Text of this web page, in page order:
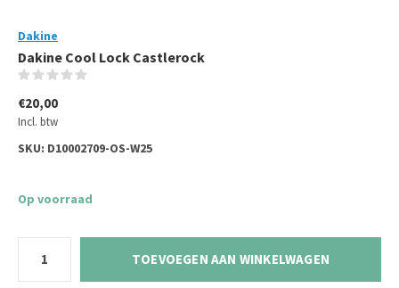
Dakine
Dakine Cool Lock Castlerock
€20,00
Incl. btw
SKU: D10002709-OS-W25
Op voorraad
TOEVOEGEN AAN WINKELWAGEN